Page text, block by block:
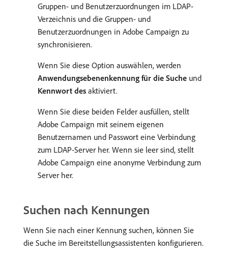
Gruppen- und Benutzerzuordnungen im LDAP-
Verzeichnis und die Gruppen- und
Benutzerzuordnungen in Adobe Campaign zu
synchronisieren.
Wenn Sie diese Option auswählen, werden
Anwendungsebenenkennung für die Suche und
Kennwort des aktiviert.
Wenn Sie diese beiden Felder ausfüllen, stellt
Adobe Campaign mit seinem eigenen
Benutzernamen und Passwort eine Verbindung
zum LDAP-Server her. Wenn sie leer sind, stellt
Adobe Campaign eine anonyme Verbindung zum
Server her.
Suchen nach Kennungen
Wenn Sie nach einer Kennung suchen, können Sie
die Suche im Bereitstellungsassistenten konfigurieren.